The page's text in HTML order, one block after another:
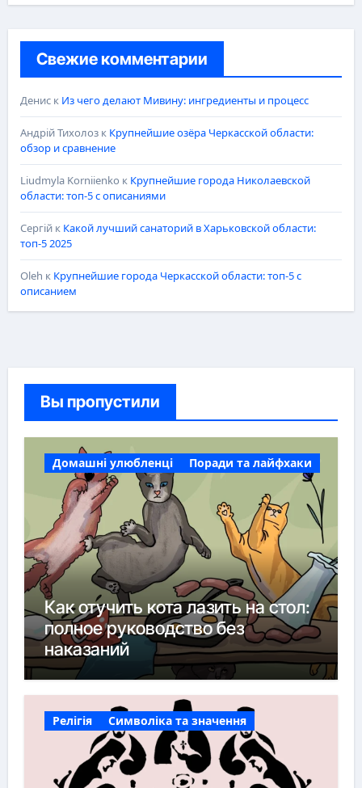
Свежие комментарии
Дениск Из чего делают Мивину: ингредиенты и процесс
Андрій Тихолозк Крупнейшие озёра Черкасской области:
обзор и сравнение
Liudmyla Korniienko к Крупнейшие города Николаевской
области: топ-5 с описаниями
Сергійк Какой лучший санаторий в Харьковской области:
топ-5 2025
Oleh к Крупнейшие города Черкасской области: топ-5 с
описанием
Вы пропустили
Домашні улюбленці Поради та лайфхаки
Как отучить кота лазить на стол:
полное руководство без
наказаний
Релігія Символіка та значення